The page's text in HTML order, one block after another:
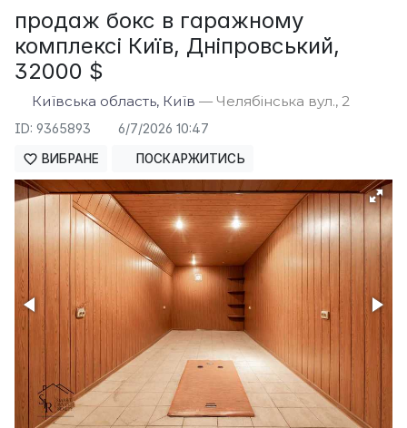
продаж бокс в гаражному
комплексі Київ, Дніпровський,
32000 $
Київська область, Київ — Челябінська вул., 2
ID: 9365893 6/7/2026 10:47
ВИБРАНЕ ПОСКАРЖИТИСЬ